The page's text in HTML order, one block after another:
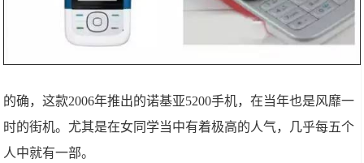
的确，这款2006年推出的诺基亚5200手机，在当年也是风靡一
时的街机。尤其是在女同学当中有着极高的人气，几乎每五个
人中就有一部。